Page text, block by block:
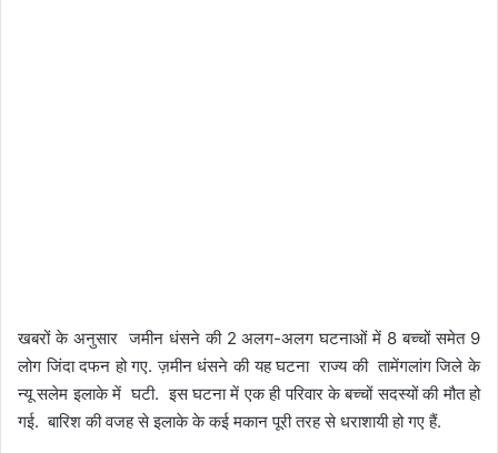
खबरों के अनुसार जमीन धंसने की 2 अलग-अलग घटनाओं में 8 बच्चों समेत 9
लोग जिंदा दफन हो गए. ज़मीन धंसने की यह घटना राज्य की तामेंगलांग जिले के
न्यू सलेम इलाके में घटी. इस घटना में एक ही परिवार के बच्चों सदस्यों की मौत हो
गई. बारिश की वजह से इलाके के कई मकान पूरी तरह से धराशायी हो गए हैं.